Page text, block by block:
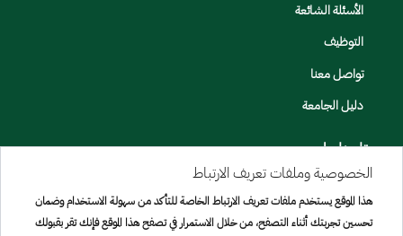
الأسئلة الشائعة
التوظيف
تواصل معنا
دليل الجامعة
تابعنا على
الخصوصية وملفات تعريف الارتباط
هذا الموقع يستخدم ملفات تعريف الارتباط الخاصة للتأكد من سهولة الاستخدام وضمان
تحسين تجربتك أثناء التصفح، من خلال الاستمرار في تصفح هذا الموقع فإنك تقر بقبولك